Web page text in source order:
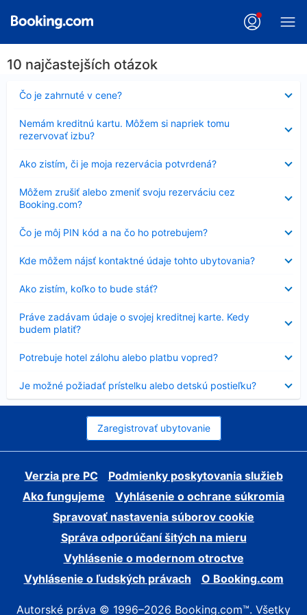
10 najčastejších otázok
Čo je zahrnuté v cene?
Nezobrazuje
sa
Nemám kreditnú kartu. Môžem si napriek tomu
rezervovať izbu?
sa
Ako zistím, či je moja rezervácia potvrdená?
sa
Môžem zrušiť alebo zmeniť svoju rezerváciu cez
Booking.com?
sa
Čo je môj PIN kód a na čo ho potrebujem?
Nezobrazuje
sa
Kde môžem nájsť kontaktné údaje tohto ubytovania?
sa
Ako zistím, koľko to bude stáť?
sa
Práve zadávam údaje o svojej kreditnej karte. Kedy
budem platiť?
sa
Potrebuje hotel zálohu alebo platbu vopred?
sa
Je možné požiadať prístelku alebo detskú postieľku?
sa
Zaregistrovať ubytovanie
Verzia pre PC
Podmienky poskytovania služieb
Ako fungujeme
Vyhlásenie o ochrane súkromia
Spravovať nastavenia súborov cookie
Správa odporúčaní šitých na mieru
Vyhlásenie o modernom otroctve
Vyhlásenie o ľudských právach
O Booking.com
Autorské práva © 1996–2026 Booking.com™. Všetky